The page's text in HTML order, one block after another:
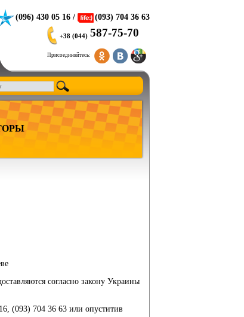
(096) 430 05 16 / (093) 704 36 63
+38 (044) 587-75-70
Присоединяйтесь:
согласно закону Украины
(093) 704 36 63 или опуститив